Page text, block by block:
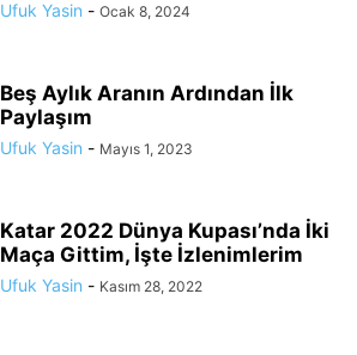
Ufuk Yasin - Ocak 8, 2024
Beş Aylık Aranın Ardından İlk
Paylaşım
Ufuk Yasin - Mayıs 1, 2023
Katar 2022 Dünya Kupası’nda İki
Maça Gittim, İşte İzlenimlerim
Ufuk Yasin - Kasım 28, 2022